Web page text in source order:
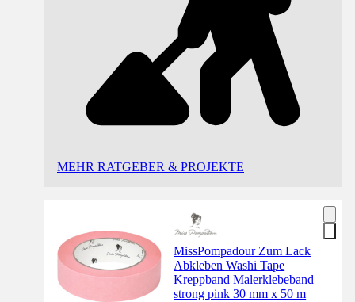
MEHR RATGEBER & PROJEKTE
MissPompadour Zum Lack
Abkleben Washi Tape
Kreppband Malerklebeband
strong pink 30 mm x 50 m